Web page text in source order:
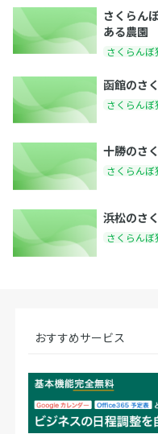
さくらん
ある農園
さくらんぼ
函館のさ
さくらんぼ
十勝のさ
さくらんぼ
浜松のさ
さくらんぼ
おすすめサービス